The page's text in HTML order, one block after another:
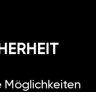
Möglichkeiten